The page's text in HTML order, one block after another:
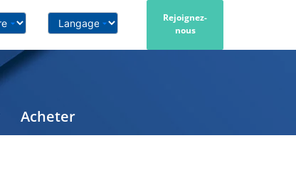
Rejoignez-
nous
Acheter